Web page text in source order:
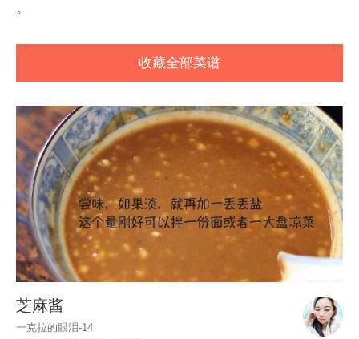
。
收藏全部菜谱
芝麻酱
一克拉的眼泪-14